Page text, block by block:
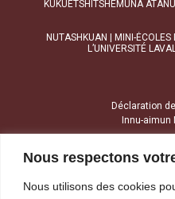
Nous respectons
Nous utilisons des cookies
KUKUETSHITSHEMUNA
NUTASHKUAN | MINI-
L’UNIVERSITÉ
Déclaration
Innu-aimun
NOUS